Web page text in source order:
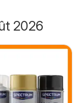
2026